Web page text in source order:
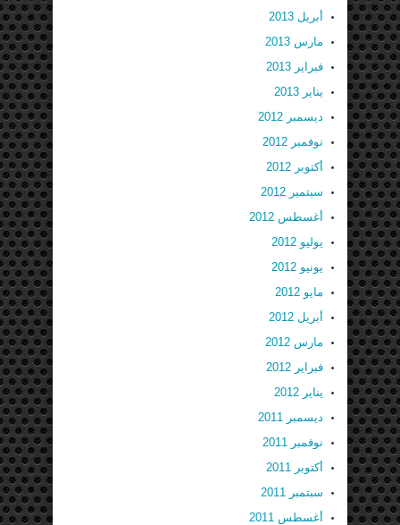
أبريل 2013
مارس 2013
فبراير 2013
يناير 2013
ديسمبر 2012
نوفمبر 2012
أكتوبر 2012
سبتمبر 2012
أغسطس 2012
يوليو 2012
يونيو 2012
مايو 2012
أبريل 2012
مارس 2012
فبراير 2012
يناير 2012
ديسمبر 2011
نوفمبر 2011
أكتوبر 2011
سبتمبر 2011
أغسطس 2011